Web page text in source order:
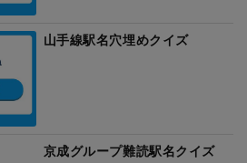
山手線駅名穴埋めクイズ
京成グループ難読駅名クイズ